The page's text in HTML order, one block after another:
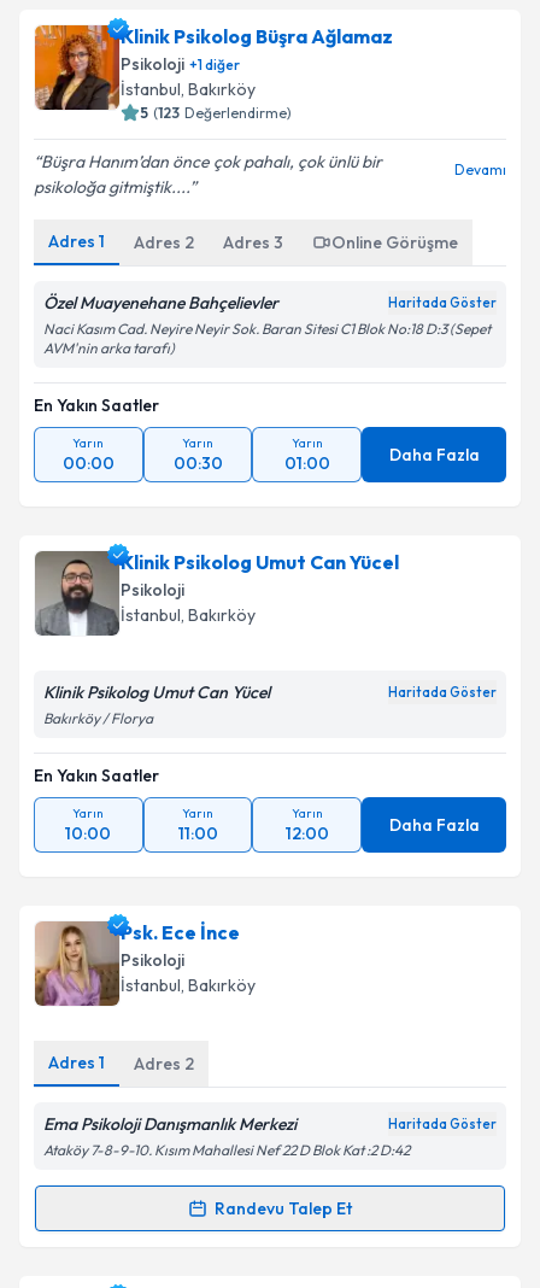
Klinik Psikolog Büşra Ağlamaz
Psikoloji +1diğer
İstanbul, Bakırköy
5 (123 Değerlendirme)
Büşra Hanım’dan önce çok pahalı, çok ünlü bir
psikoloğa gitmiştik....
Devamı
Adres 1 Adres 2 Adres 3 Online Görüşme
Özel Muayenehane Bahçelievler Haritada Göster
Naci Kasım Cad. Neyire Neyir Sok. Baran Sitesi C1 Blok No:18 D:3 (Sepet
AVM'nin arka tarafı)
En Yakın Saatler
Yarın
00:00
Yarın
00:30
Yarın
01:00 Daha Fazla
Klinik Psikolog Umut Can Yücel
Psikoloji
İstanbul, Bakırköy
Klinik Psikolog Umut Can Yücel Haritada Göster
Bakırköy / Florya
En Yakın Saatler
Yarın
10:00
Yarın
11:00
Yarın
12:00 Daha Fazla
Psk. Ece İnce
Psikoloji
İstanbul, Bakırköy
Adres 1 Adres 2
Ema Psikoloji Danışmanlık Merkezi Haritada Göster
Ataköy 7-8-9-10. Kısım Mahallesi Nef 22 D Blok Kat :2 D:42
Randevu Talep Et
Randevu Takvimi Talebi